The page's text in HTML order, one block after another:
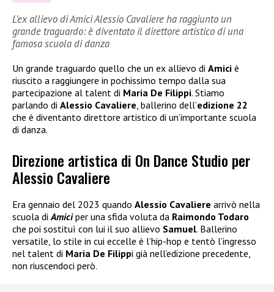
L’ex allievo di Amici Alessio Cavaliere ha raggiunto un
grande traguardo: è diventato il direttore artistico di una
famosa scuola di danza
Un grande traguardo quello che un ex allievo di Amici è
riuscito a raggiungere in pochissimo tempo dalla sua
partecipazione al talent di Maria De Filippi. Stiamo
parlando di Alessio Cavaliere, ballerino dell’edizione 22
che è diventanto direttore artistico di un’importante scuola
di danza.
Direzione artistica di On Dance Studio per
Alessio Cavaliere
Era gennaio del 2023 quando Alessio Cavaliere arrivò nella
scuola diAmiciper una sfida voluta da Raimondo Todaro
che poi sostituì con lui il suo allievo Samuel. Ballerino
versatile, lo stile in cui eccelle è l’hip-hop e tentò l’ingresso
nel talent di Maria De Filippi già nell’edizione precedente,
non riuscendoci però.